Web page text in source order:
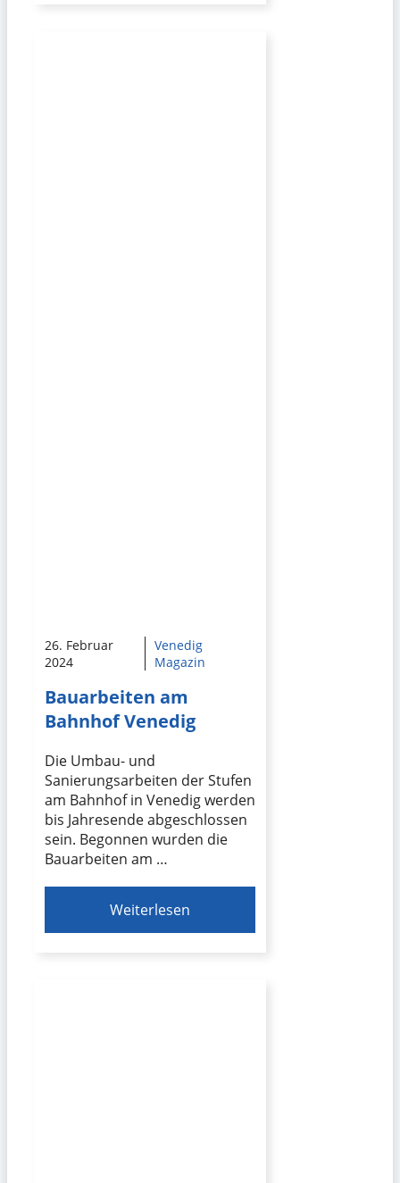
26. Februar
2024
Venedig
Magazin
Bauarbeiten am
Bahnhof Venedig
Die Umbau- und
Sanierungsarbeiten der Stufen
am Bahnhof in Venedig werden
bis Jahresende abgeschlossen
sein. Begonnen wurden die
Bauarbeiten am …
Weiterlesen